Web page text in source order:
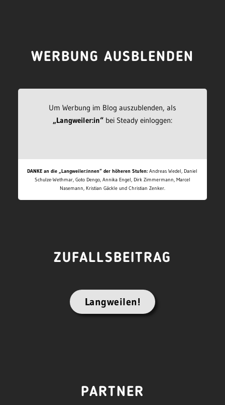
WERBUNG AUSBLENDEN
Um Werbung im Blog auszublenden, als
„Langweiler:in“bei Steady einloggen:
DANKE an die „Langweiler:innen“ der höheren Stufen: Andreas Wedel, Daniel
Schulze-Wethmar, Goto Dengo, Annika Engel, Dirk Zimmermann, Marcel
Nasemann, Kristian Gäckle und Christian Zenker.
ZUFALLSBEITRAG
Langweilen!
PARTNER